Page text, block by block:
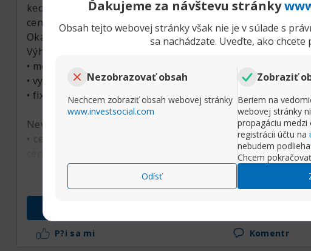
Ďakujeme za návštevu stránky
Obsah tejto webovej stránky však nie je v súlade s
sa nachádzate. Uveďte, ako
Nezobrazovať obsah
Nechcem zobraziť obsah webovej stránky
www.investsocial.com
Odísť
Zobraziť
Beriem na
webovej stránky
propagáciu medzi
registrácii účtu na
nebudem
Chcem
keď obchodník klikne na KÚPIŤ alebo PREDAŤ. Ak sa
cenou, príkaz sa zruší a obchodníkovi príde správa o zmene
Okamžité vykonávanie príkazov
Výhody:
• možnosť vstúpiť na trh pri zvolenej cene;
• vysoká presnosť vykonania príkazu;
• fixné spready.
Nevýhody:
• ceny sa mnohokrát menia a broker často vyžaduje
cenu, ak sa zmení potom, čo obchodník poslal príkaz;
• pri určitých obchodných stratégiách by investori mohli
• investori by mohli mať problém otvoriť alebo zatvoriť
sa rýchlo menia, napríklad keď sú zverejnené kľúčové
P?i sa mi Komentr